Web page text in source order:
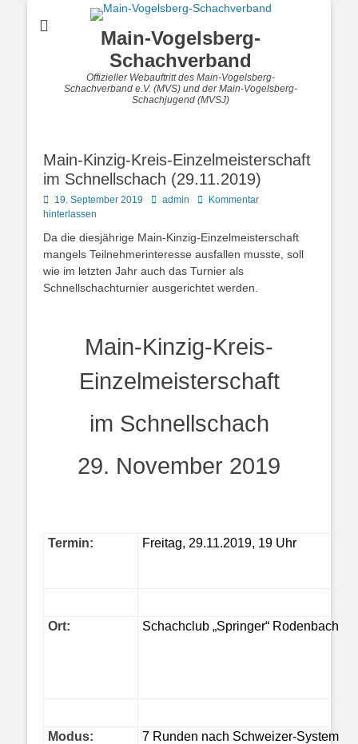
Main-Vogelsberg-
Schachverband
Offizieller Webauftritt des Main-Vogelsberg-
Schachverband e.V. (MVS) und der Main-Vogelsberg-
Schachjugend (MVSJ)
Main-Kinzig-Kreis-Einzelmeisterschaft
im Schnellschach (29.11.2019)
Posted
on
19. September 2019 Autoradmin
Kommentar
hinterlassen
Da die diesjährige Main-Kinzig-Einzelmeisterschaft
mangels Teilnehmerinteresse ausfallen musste, soll
wie im letzten Jahr auch das Turnier als
Schnellschachturnier ausgerichtet werden.
Main-Kinzig-Kreis-
Einzelmeisterschaft
im Schnellschach
29. November 2019
Termin: Freitag, 29.11.2019, 19 Uhr
Ort: Schachclub „Springer“ Rodenbach
Modus: 7 Runden nach Schweizer-System